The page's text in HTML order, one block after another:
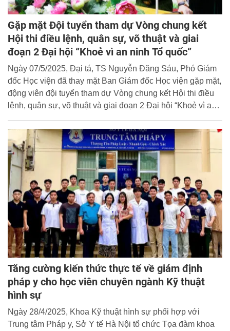
Gặp mặt Đội tuyển tham dự Vòng chung kết
Hội thi điều lệnh, quân sự, võ thuật và giai
đoạn 2 Đại hội “Khoẻ vì an ninh Tổ quốc”
Ngày 07/5/2025, Đại tá, TS Nguyễn Đăng Sáu, Phó Giám
đốc Học viện đã thay mặt Ban Giám đốc Học viện gặp mặt,
động viên đội tuyển tham dự Vòng chung kết Hội thi điều
lệnh, quân sự, võ thuật và giai đoạn 2 Đại hội “Khoẻ vì an
Tăng cường kiến thức thực tế về giám định
pháp y cho học viên chuyên ngành Kỹ thuật
hình sự
Ngày 28/4/2025, Khoa Kỹ thuật hình sự phối hợp với
Trung tâm Pháp y, Sở Y tế Hà Nội tổ chức Tọa đàm khoa